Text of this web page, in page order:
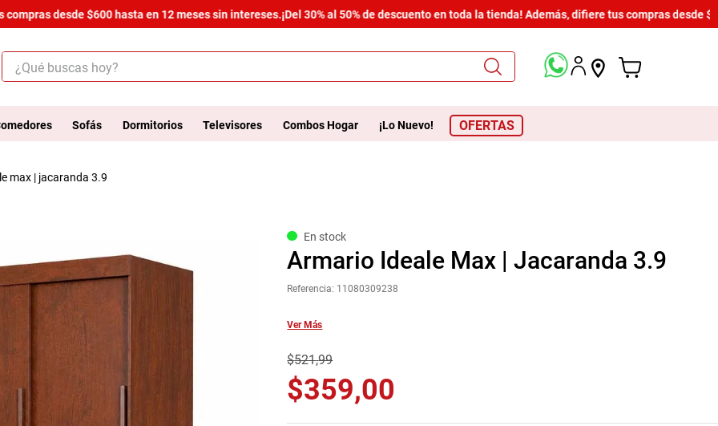
desde $600 hasta en 12 meses sin intereses.¡Del 30% al 50% de descuento en toda la tienda! Además, difiere tus compras desde
¿Qué buscas hoy?
Sofás Dormitorios Televisores Combos Hogar ¡Lo Nuevo! OFERTAS
max | jacaranda 3.9
En stock
Armario Ideale Max | Jacaranda 3.9
Referencia: 11080309238
Ver Más
$521,99
$359,00
salas
cómoda estilo
cama
comoda
armario lux
havana master